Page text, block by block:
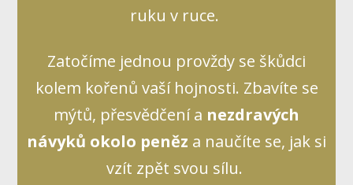
ruku v ruce.
Zatočíme jednou provždy se škůdci
kolem kořenů vaší hojnosti. Zbavíte se
mýtů, přesvědčení a nezdravých
návyků okolo peněz a naučíte se, jak si
vzít zpět svou sílu.